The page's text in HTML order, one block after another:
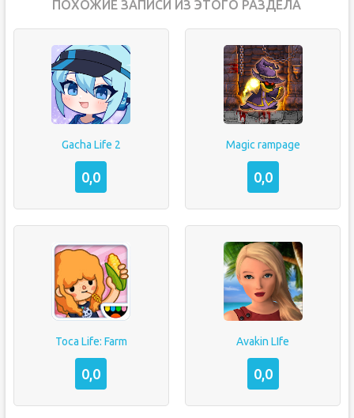
ПОХОЖИЕ ЗАПИСИ ИЗ ЭТОГО РАЗДЕЛА
Gacha Life 2
0,0
Magic rampage
0,0
Toca Life: Farm
0,0
Avakin LIfe
0,0